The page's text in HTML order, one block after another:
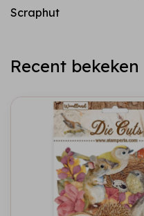
Scraphut
Recent bekeken